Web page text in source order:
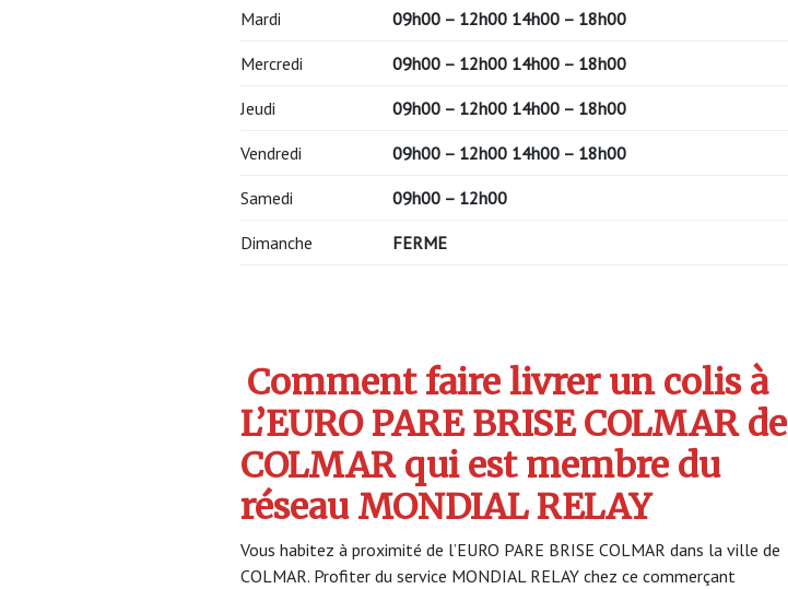
Mardi 09h00 – 12h00 14h00 – 18h00
Mercredi 09h00 – 12h00 14h00 – 18h00
Jeudi 09h00 – 12h00 14h00 – 18h00
Vendredi 09h00 – 12h00 14h00 – 18h00
Samedi 09h00 – 12h00
Dimanche FERME
Comment faire livrer un colis à
L’EURO PARE BRISE COLMAR de
COLMAR qui est membre du
réseau MONDIAL RELAY
Vous habitez à proximité de l’EURO PARE BRISE COLMAR dans la ville de
COLMAR. Profiter du service MONDIAL RELAY chez ce commerçant